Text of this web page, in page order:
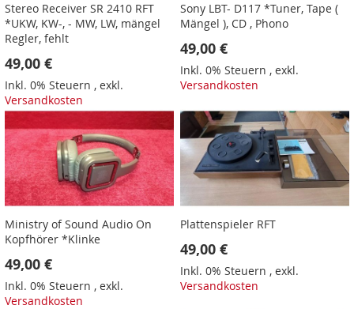
Stereo Receiver SR 2410 RFT
*UKW, KW-, - MW, LW, mängel
Regler, fehlt
49,00 €
Inkl. 0% Steuern , exkl.
Versandkosten
Sony LBT- D117 *Tuner, Tape (
Mängel ), CD , Phono
49,00 €
Inkl. 0% Steuern ,exkl.
Versandkosten
Ministry of Sound Audio On
Kopfhörer *Klinke
49,00 €
Inkl. 0% Steuern , exkl.
Versandkosten
Plattenspieler RFT
49,00 €
Inkl. 0% Steuern ,exkl.
Versandkosten